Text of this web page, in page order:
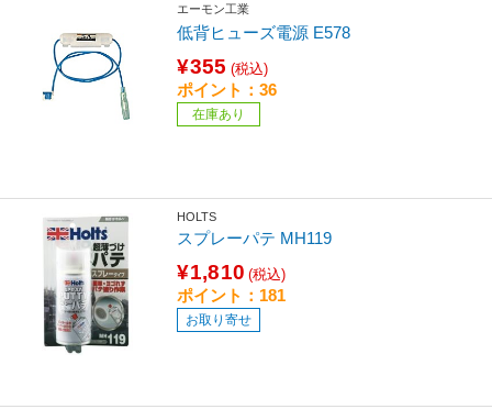
エーモン工業
低背ヒューズ電源 E578
¥355 (税込)
ポイント：36
在庫あり
HOLTS
スプレーパテ MH119
¥1,810 (税込)
ポイント：181
お取り寄せ